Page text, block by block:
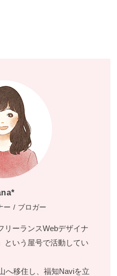
ー / ブロガー
リーランスWebデザイナ
」という屋号で活動してい
へ移住し、福知Naviを立